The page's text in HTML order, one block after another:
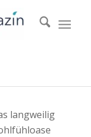
langweilig